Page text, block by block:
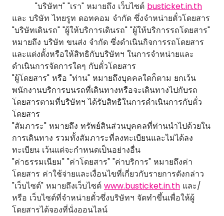
"บริษัทฯ" "เรา" หมายถึง เว็บไซต์ busticket.in.th
และ บริษัท ไทยรูท ดอทคอม จำกัด ซึ่งจำหน่ายตั๋วโดยสาร
"บริษัทเดินรถ" "ผู้ให้บริการเดินรถ" "ผู้ให้บริการรถโดยสาร"
หมายถึง บริษัท ขนส่ง จำกัด ซึ่งดำเนินกิจการรถโดยสาร
และแต่งตั้งหรือให้สิทธิกับบริษัทฯ ในการจำหน่ายและ
ดำเนินการจัดการใดๆ กับตั๋วโดยสาร
"ผู้โดยสาร" หรือ "ท่าน" หมายถึงบุคคลใดก็ตาม ยกเว้น
พนักงานบริการบนรถที่เดินทางหรือจะเดินทางไปกับรถ
โดยสารตามที่บริษัทฯ ได้รับสิทธิในการดำเนินการกับตั๋ว
โดยสาร
"สัมภาระ" หมายถึง ทรัพย์สินส่วนบุคคลที่ท่านนำไปด้วยใน
การเดินทาง รวมทั้งสัมภาระที่ลงทะเบียนและไม่ได้ลง
ทะเบียน เว้นแต่จะกำหนดเป็นอย่างอื่น
"ค่าธรรมเนียม" "ค่าโดยสาร" "ค่าบริการ" หมายถึงค่า
โดยสาร ค่าใช้จ่ายและเงื่อนไขที่เกี่ยวกับรายการดังกล่าว
"เว็บไซต์" หมายถึงเว็บไซต์ www.busticket.in.th และ/
หรือ เว็บไซต์ที่จำหน่ายตั๋วซึ่งบริษัทฯ จัดทำขึ้นเพื่อให้ผู้
โดยสารได้จองที่นั่งออนไลน์